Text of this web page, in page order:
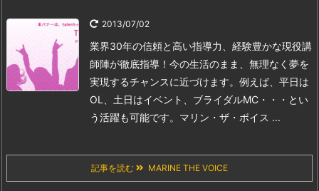
2013/07/02
業界30年の信頼と高い指導力、経験豊かな現役講
師陣が徹底指導！ 今の生活のまま、無理なく夢を
実現するチャンスに近づけます。 例えば、平日は
OL、土日はイベント、ブライダルMC・・・とい
う活躍も可能です。 マリン・ザ・ボイス ...
記事を読む MARINE THE VOICE